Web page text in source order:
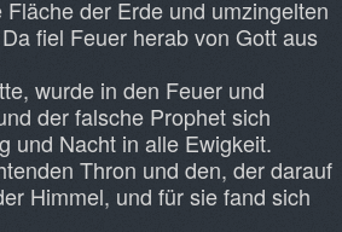
der Erde und umzingelten
fiel Feuer herab von Gott aus
wurde in den Feuer und
der falsche Prophet sich
und Nacht in alle Ewigkeit.
Thron und den, der darauf
Himmel, und für sie fand sich